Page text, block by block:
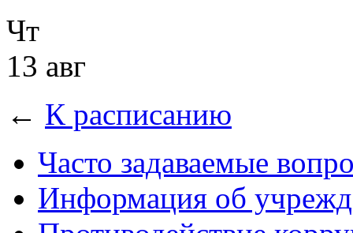
Чт
13 авг
← К расписанию
Часто задаваемые
Информация об